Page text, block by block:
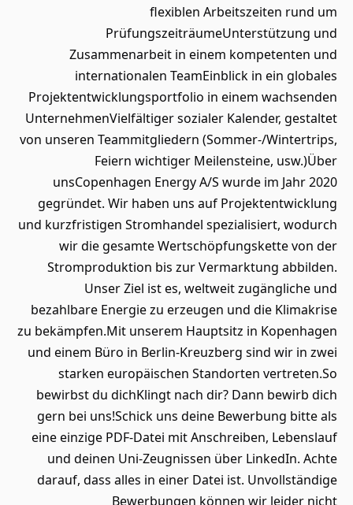
flexiblen Arbeitszeiten rund um
PrüfungszeiträumeUnterstützung und
Zusammenarbeit in einem kompetenten und
internationalen TeamEinblick in ein globales
Projektentwicklungsportfolio in einem wachsenden
UnternehmenVielfältiger sozialer Kalender, gestaltet
von unseren Teammitgliedern (Sommer-/Wintertrips,
Feiern wichtiger Meilensteine, usw.)Über
unsCopenhagen Energy A/S wurde im Jahr 2020
gegründet. Wir haben uns auf Projektentwicklung
und kurzfristigen Stromhandel spezialisiert, wodurch
wir die gesamte Wertschöpfungskette von der
Stromproduktion bis zur Vermarktung abbilden.
Unser Ziel ist es, weltweit zugängliche und
bezahlbare Energie zu erzeugen und die Klimakrise
zu bekämpfen.Mit unserem Hauptsitz in Kopenhagen
und einem Büro in Berlin-Kreuzberg sind wir in zwei
starken europäischen Standorten vertreten.So
bewirbst du dichKlingt nach dir? Dann bewirb dich
gern bei uns!Schick uns deine Bewerbung bitte als
eine einzige PDF-Datei mit Anschreiben, Lebenslauf
und deinen Uni-Zeugnissen über LinkedIn. Achte
darauf, dass alles in einer Datei ist. Unvollständige
Bewerbungen können wir leider nicht